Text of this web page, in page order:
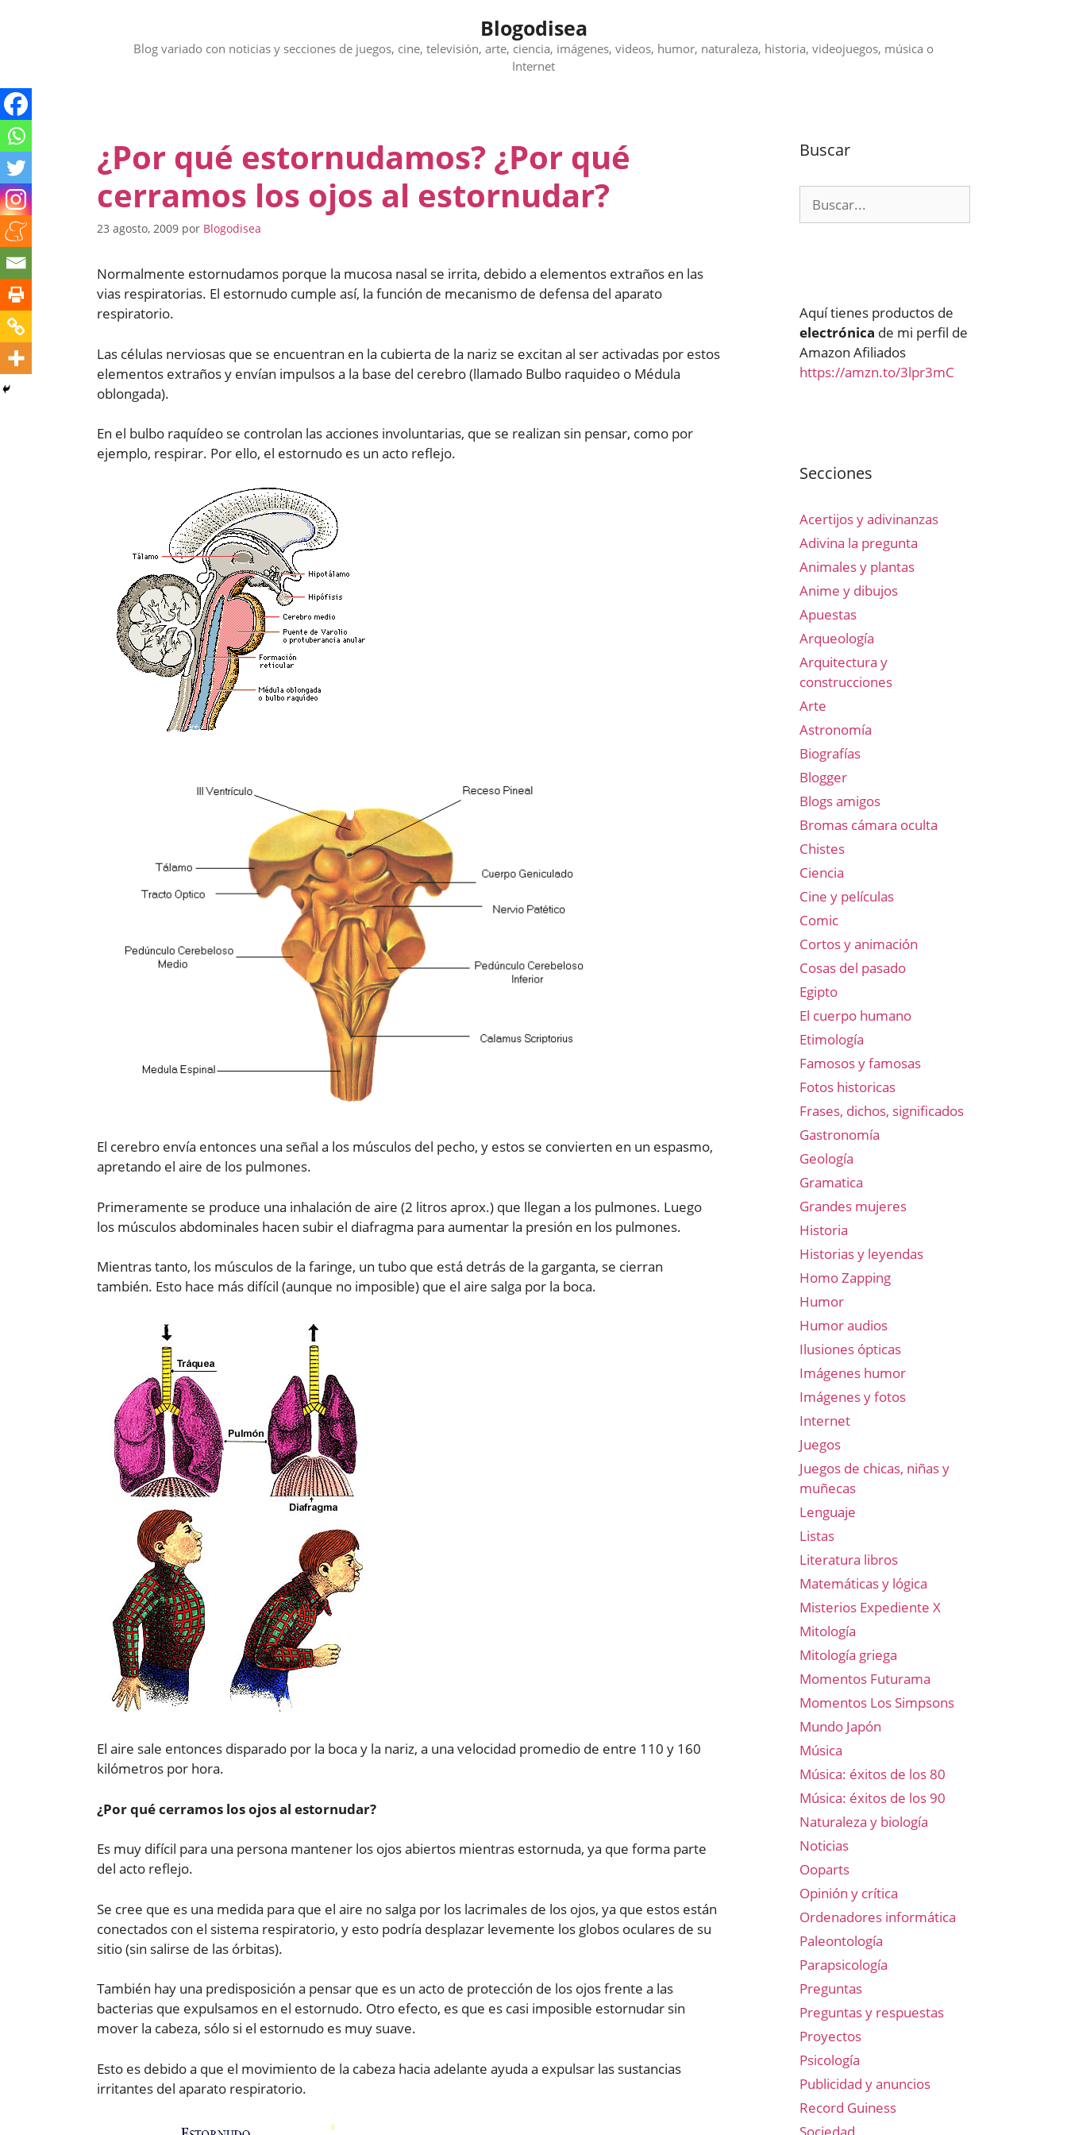
Blogodisea
Blog variado con noticias y secciones de juegos, cine, televisión, arte, ciencia, imágenes, videos, humor, naturaleza, historia, videojuegos, música o
Internet
¿Por qué estornudamos? ¿Por qué
cerramos los ojos al estornudar?
23 agosto, 2009 por Blogodisea
Normalmente estornudamos porque la mucosa nasal se irrita, debido a elementos extraños en las
vias respiratorias. El estornudo cumple así, la función de mecanismo de defensa del aparato
respiratorio.
Las células nerviosas que se encuentran en la cubierta de la nariz se excitan al ser activadas por estos
elementos extraños y envían impulsos a la base del cerebro (llamado Bulbo raquideo o Médula
oblongada).
En el bulbo raquídeo se controlan las acciones involuntarias, que se realizan sin pensar, como por
ejemplo, respirar. Por ello, el estornudo es un acto reflejo.
El cerebro envía entonces una señal a los músculos del pecho, y estos se convierten en un espasmo,
apretando el aire de los pulmones.
Primeramente se produce una inhalación de aire (2 litros aprox.) que llegan a los pulmones. Luego
los músculos abdominales hacen subir el diafragma para aumentar la presión en los pulmones.
Mientras tanto, los músculos de la faringe, un tubo que está detrás de la garganta, se cierran
también. Esto hace más difícil (aunque no imposible) que el aire salga por la boca.
El aire sale entonces disparado por la boca y la nariz, a una velocidad promedio de entre 110 y 160
kilómetros por hora.
¿Por qué cerramos los ojos al estornudar?
Es muy difícil para una persona mantener los ojos abiertos mientras estornuda, ya que forma parte
del acto reflejo.
Se cree que es una medida para que el aire no salga por los lacrimales de los ojos, ya que estos están
conectados con el sistema respiratorio, y esto podría desplazar levemente los globos oculares de su
sitio (sin salirse de las órbitas).
También hay una predisposición a pensar que es un acto de protección de los ojos frente a las
bacterias que expulsamos en el estornudo. Otro efecto, es que es casi imposible estornudar sin
mover la cabeza, sólo si el estornudo es muy suave.
Esto es debido a que el movimiento de la cabeza hacia adelante ayuda a expulsar las sustancias
irritantes del aparato respiratorio.
Buscar
Aquí tienes productos de
electrónica de mi perfil de
Amazon Afiliados
https://amzn.to/3lpr3mC
Secciones
Acertijos y adivinanzas
Adivina la pregunta
Animales y plantas
Anime y dibujos
Apuestas
Arqueología
Arquitectura y
construcciones
Arte
Astronomía
Biografías
Blogger
Blogs amigos
Bromas cámara oculta
Chistes
Ciencia
Cine y películas
Comic
Cortos y animación
Cosas del pasado
Egipto
El cuerpo humano
Etimología
Famosos y famosas
Fotos historicas
Frases, dichos, significados
Gastronomía
Geología
Gramatica
Grandes mujeres
Historia
Historias y leyendas
Homo Zapping
Humor
Humor audios
Ilusiones ópticas
Imágenes humor
Imágenes y fotos
Internet
Juegos
Juegos de chicas, niñas y
muñecas
Lenguaje
Listas
Literatura libros
Matemáticas y lógica
Misterios Expediente X
Mitología
Mitología griega
Momentos Futurama
Momentos Los Simpsons
Mundo Japón
Música
Música: éxitos de los 80
Música: éxitos de los 90
Naturaleza y biología
Noticias
Ooparts
Opinión y crítica
Ordenadores informática
Paleontología
Parapsicología
Preguntas
Preguntas y respuestas
Proyectos
Psicología
Publicidad y anuncios
Record Guiness